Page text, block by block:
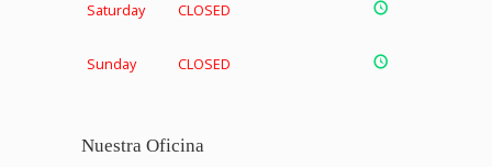
Saturday CLOSED
Sunday CLOSED
Nuestra Oficina